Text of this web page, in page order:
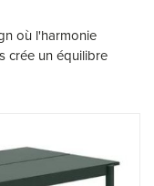
où l'harmonie
crée un équilibre